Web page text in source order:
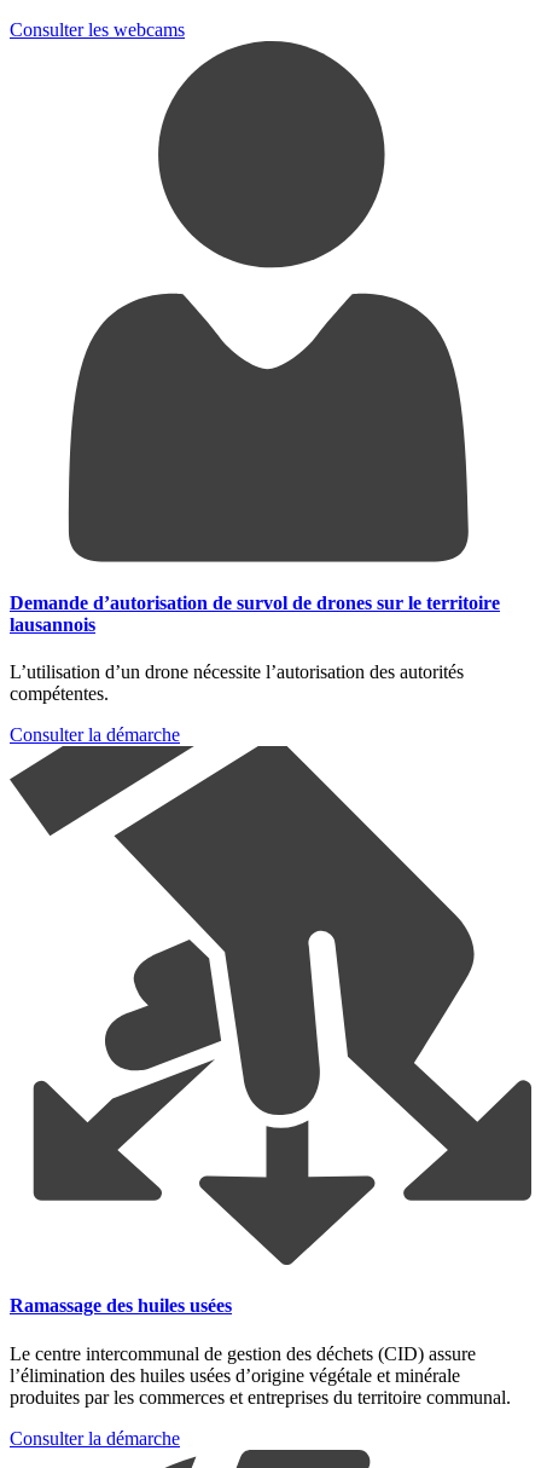
Consulter les webcams
Demande d’autorisation de survol de drones sur le territoire
lausannois
L’utilisation d’un drone nécessite l’autorisation des autorités
compétentes.
Consulter la démarche
Ramassage des huiles usées
Le centre intercommunal de gestion des déchets (CID) assure
l’élimination des huiles usées d’origine végétale et minérale
produites par les commerces et entreprises du territoire communal.
Consulter la démarche